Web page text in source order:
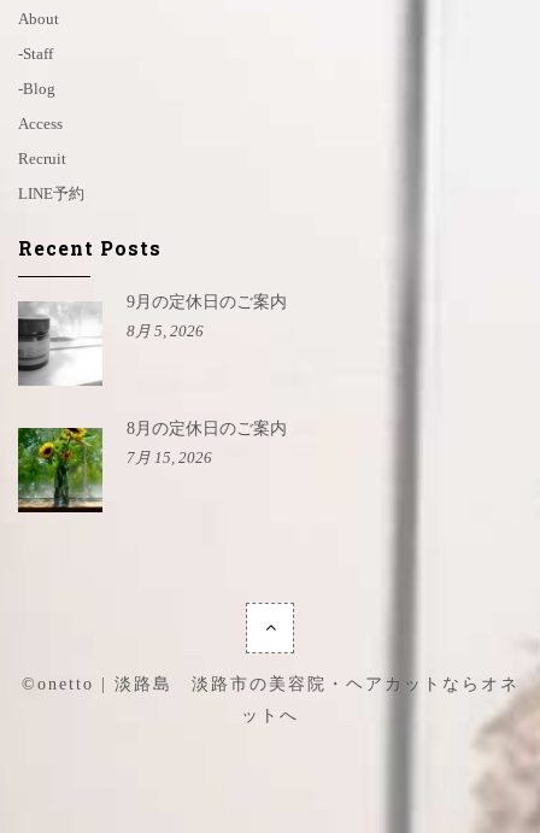
About
-staff
-blog
Access
Recruit
LINE予約
Recent Posts
9月の定休日のご案内
8月 5, 2026
8月の定休日のご案内
7月 15, 2026
©onetto | 淡路島 淡路市の美容院・ヘアカットならオネ
ットへ